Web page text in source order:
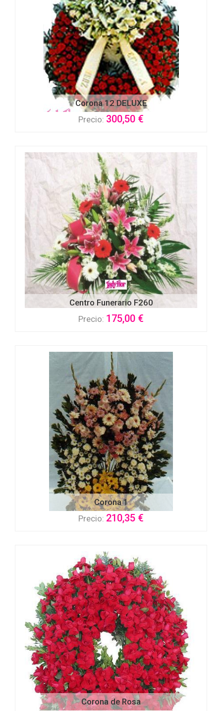
Corona 12 DELUXE
Precio: 300,50 €
Centro Funerario F260
Precio: 175,00 €
Corona 1
Precio: 210,35 €
Corona de Rosa